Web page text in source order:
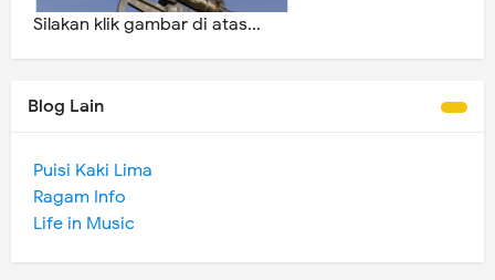
Silakan klik gambar di atas...
Blog Lain
Puisi Kaki Lima
Ragam Info
Life in Music